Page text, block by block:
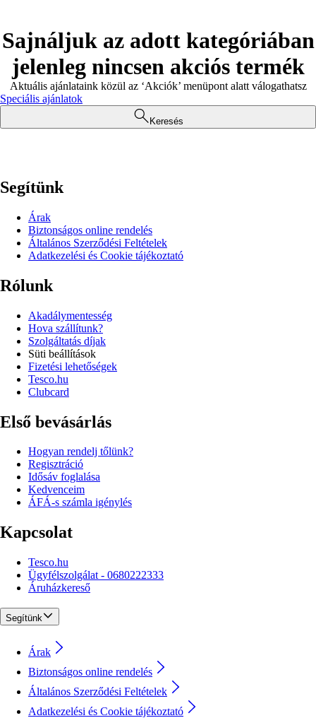
Sajnáljuk az adott kategóriában
jelenleg nincsen akciós termék
Aktuális ajánlataink közül az ‘Akciók’ menüpont alatt válogathatsz
Speciális ajánlatok
Keresés
Segítünk
Árak
Biztonságos online rendelés
Általános Szerződési Feltételek
Adatkezelési és Cookie tájékoztató
Rólunk
Akadálymentesség
Hova szállítunk?
Szolgáltatás díjak
Süti beállítások
Fizetési lehetőségek
Tesco.hu
Clubcard
Első bevásárlás
Hogyan rendelj tőlünk?
Regisztráció
Idősáv foglalása
Kedvenceim
ÁFÁ-s számla igénylés
Kapcsolat
Tesco.hu
Ügyfélszolgálat - 0680222333
Áruházkereső
Segítünk
Árak
Biztonságos online rendelés
Általános Szerződési Feltételek
Adatkezelési és Cookie tájékoztató